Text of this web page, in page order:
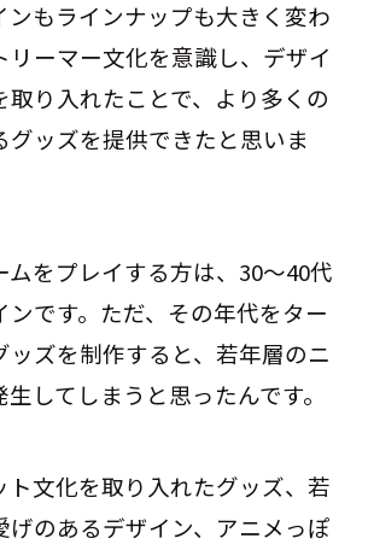
ンもラインナップも大きく変わ
リーマー文化を意識し、デザイ
取り入れたことで、より多くの
グッズを提供できたと思いま
ムをプレイする方は、30～40代
ンです。ただ、その年代をター
ッズを制作すると、若年層のニ
してしまうと思ったんです。
ト文化を取り入れたグッズ、若
げのあるデザイン、アニメっぽ